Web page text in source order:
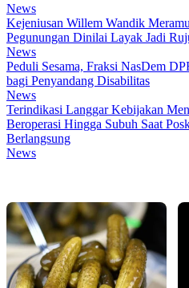
News
Kejeniusan Willem Wandik
Pegunungan Dinilai Layak Jadi
News
Peduli Sesama, Fraksi NasDem
bagi Penyandang Disabilitas
News
Terindikasi Langgar Kebijakan
Beroperasi Hingga Subuh Saat
Berlangsung
News